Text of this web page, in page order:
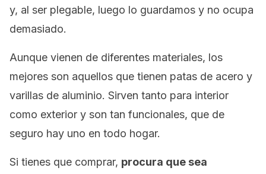
y, al ser plegable, luego lo guardamos y no ocupa
demasiado.
Aunque vienen de diferentes materiales, los
mejores son aquellos que tienen patas de acero y
varillas de aluminio. Sirven tanto para interior
como exterior y son tan funcionales, que de
seguro hay uno en todo hogar.
Si tienes que comprar, procura que sea